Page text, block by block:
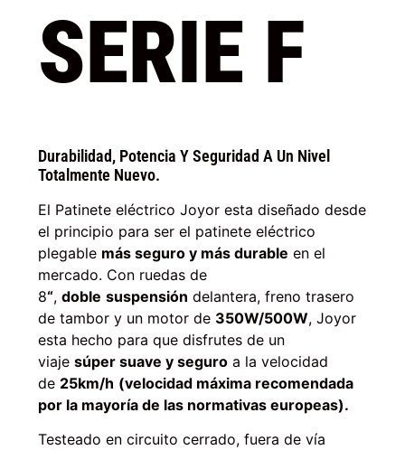
SERIE F
Durabilidad, Potencia Y Seguridad A Un Nivel
Totalmente Nuevo.
El Patinete eléctrico Joyor esta diseñado desde
el principio para ser el patinete eléctrico
plegable más seguro y más durable en el
mercado. Con ruedas de
8“,doble suspensión delantera, freno trasero
de tambor y un motor de 350W/500W, Joyor
esta hecho para que disfrutes de un
viajesúper suave y seguro a la velocidad
de 25km/h (velocidad máxima recomendada
por la mayoría de las normativas europeas).
Testeado en circuito cerrado, fuera de vía